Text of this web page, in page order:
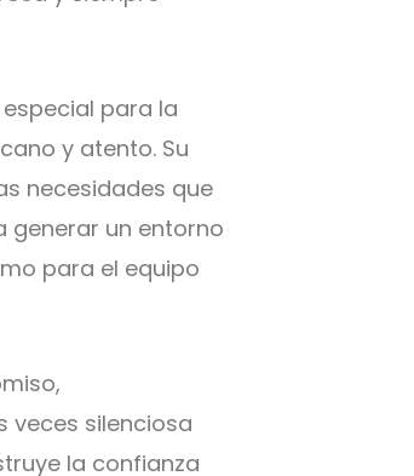
para la
y atento. Su
necesidades que
generar un entorno
para el equipo
veces silenciosa
la confianza